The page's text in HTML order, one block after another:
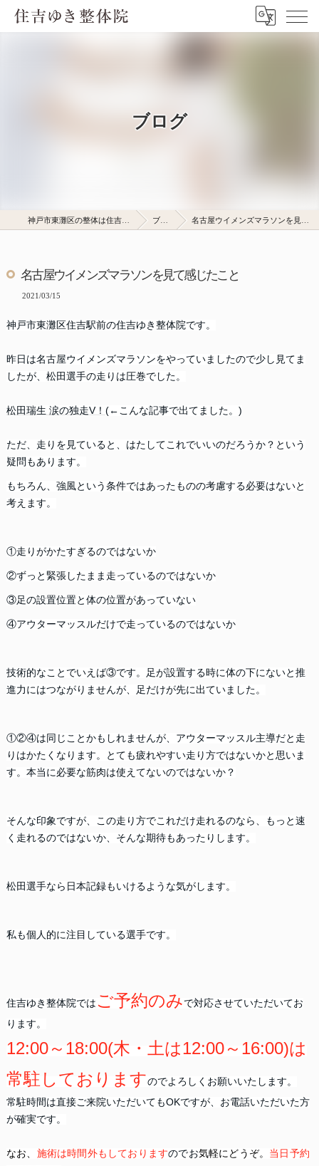
ブログ
神戸市東灘区の整体は住吉ゆき整体院 ブログ 名古屋ウイメンズマラソンを見て感じたこと
名古屋ウイメンズマラソンを見て感じたこと
2021/03/15
神戸市東灘区住吉駅前の住吉ゆき整体院です。
昨日は名古屋ウイメンズマラソンをやっていましたので少し見てま
したが、松田選手の走りは圧巻でした。
松田瑞生 涙の独走V！ (←こんな記事で出てました。)
ただ、走りを見ていると、はたしてこれでいいのだろうか？という
疑問もあります。
もちろん、強風という条件ではあったものの考慮する必要はないと
考えます。
①走りがかたすぎるのではないか
②ずっと緊張したまま走っているのではないか
③足の設置位置と体の位置があっていない
④アウターマッスルだけで走っているのではないか
技術的なことでいえば③です。足が設置する時に体の下にないと推
進力にはつながりませんが、足だけが先に出ていました。
①②④は同じことかもしれませんが、アウターマッスル主導だと走
りはかたくなります。とても疲れやすい走り方ではないかと思いま
す。本当に必要な筋肉は使えてないのではないか？
そんな印象ですが、この走り方でこれだけ走れるのなら、もっと速
く走れるのではないか、そんな期待もあったりします。
松田選手なら日本記録もいけるような気がします。
私も個人的に注目している選手です。
住吉ゆき整体院では ご予約のみ で対応させていただいてお
ります。
12:00～18:00(木・土は12:00～16:00)は
常駐しておりますのでよろしくお願いいたします。
常駐時間は直接ご来院いただいてもOKですが、お電話いただいた方
が確実です。
なお、 施術は時間外もしておりますのでお気軽にどうぞ。 当日予約